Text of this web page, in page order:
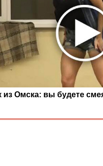
из Омска: вы будете